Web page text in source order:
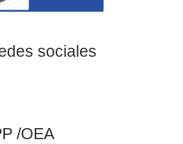
sociales
/OEA